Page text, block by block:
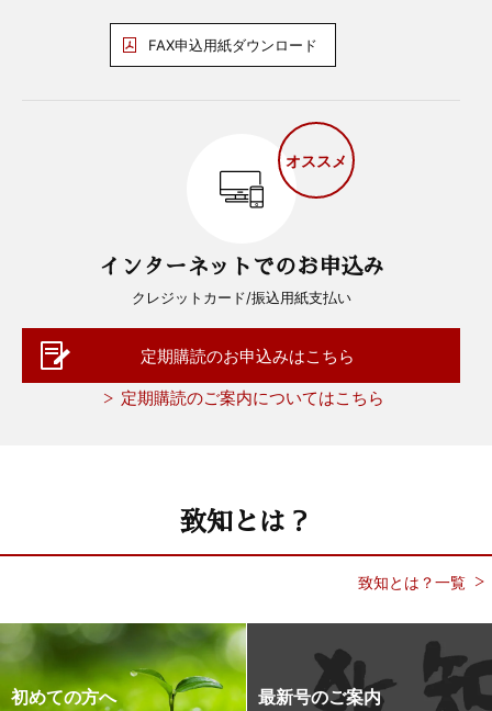
FAX申込用紙ダウンロード
オススメ
インターネットでのお申込み
クレジットカード/振込用紙支払い
定期購読のお申込みはこちら
定期購読のご案内についてはこちら
致知とは？
致知とは？一覧
初めての方へ 最新号のご案内